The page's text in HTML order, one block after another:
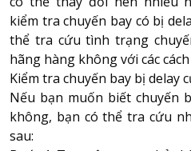
kiểm tra chuyến bay có bị
thể tra cứu tình trạng
hãng hàng không với các cách
Kiểm tra chuyến bay bị delay
Nếu bạn muốn biết chuyến
không, bạn có thể tra cứu
sau: